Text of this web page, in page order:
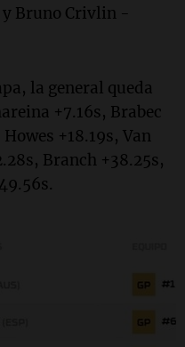
y Bruno Crivlin -
la general queda
+7.16s, Brabec
+18.19s, Van
Branch +38.25s,